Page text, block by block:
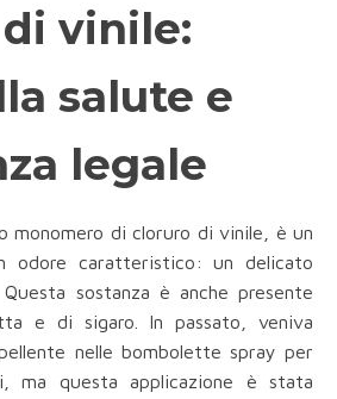
vinile:
salute e
legale
o monomero di cloruro di vinile, è un
odore caratteristico: un delicato
sostanza è anche presente
e di sigaro. In passato, veniva
nelle bombolette spray per
ma questa applicazione è stata